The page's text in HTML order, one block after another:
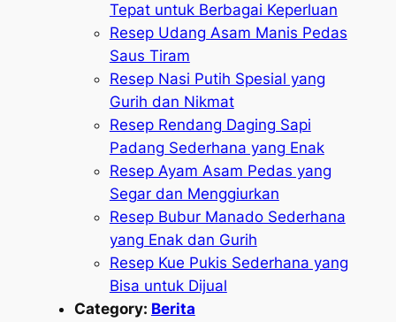
Tepat untuk Berbagai Keperluan
Resep Udang Asam Manis Pedas
Saus Tiram
Resep Nasi Putih Spesial yang
Gurih dan Nikmat
Resep Rendang Daging Sapi
Padang Sederhana yang Enak
Resep Ayam Asam Pedas yang
Segar dan Menggiurkan
Resep Bubur Manado Sederhana
yang Enak dan Gurih
Resep Kue Pukis Sederhana yang
Bisa untuk Dijual
Category: Berita